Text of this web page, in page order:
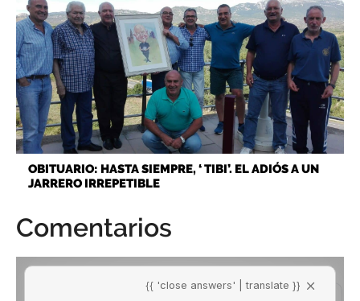
OBITUARIO: HASTA SIEMPRE, ‘ TIBI’. EL ADIÓS A UN
JARRERO IRREPETIBLE
Comentarios